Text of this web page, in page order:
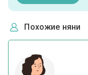
Похожие няни